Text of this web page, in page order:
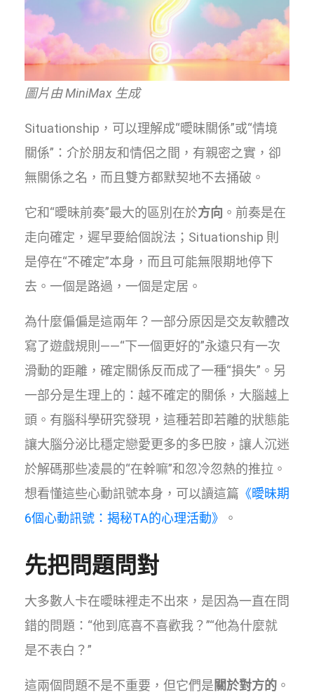
圖片由 MiniMax 生成
Situationship，可以理解成“曖昧關係”或“情境
關係”：介於朋友和情侶之間，有親密之實，卻
無關係之名，而且雙方都默契地不去捅破。
它和“曖昧前奏”最大的區別在於方向 。前奏是在
走向確定，遲早要給個說法；Situationship 則
是停在“不確定”本身，而且可能無限期地停下
去。一個是路過，一個是定居。
為什麼偏偏是這兩年？一部分原因是交友軟體改
寫了遊戲規則——“下一個更好的”永遠只有一次
滑動的距離，確定關係反而成了一種“損失”。另
一部分是生理上的：越不確定的關係，大腦越上
頭。有腦科學研究發現，這種若即若離的狀態能
讓大腦分泌比穩定戀愛更多的多巴胺，讓人沉迷
於解碼那些凌晨的“在幹嘛”和忽冷忽熱的推拉。
想看懂這些心動訊號本身，可以讀這篇 《曖昧期
6個心動訊號：揭秘TA的心理活動》
。
先把問題問對
大多數人卡在曖昧裡走不出來，是因為一直在問
錯的問題：“他到底喜不喜歡我？”“他為什麼就
是不表白？”
這兩個問題不是不重要，但它們是關於對方的 。